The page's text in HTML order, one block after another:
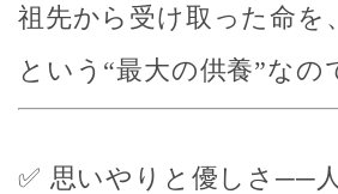
祖先から受け取った命を
という“最大の供養”なの
✅ 思いやりと優しさ──